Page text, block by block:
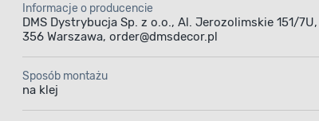
Informacje o producencie
DMS Dystrybucja Sp. z o.o., Al. Jerozolimskie 151/
356 Warszawa, order@dmsdecor.pl
Sposób montażu
na klej